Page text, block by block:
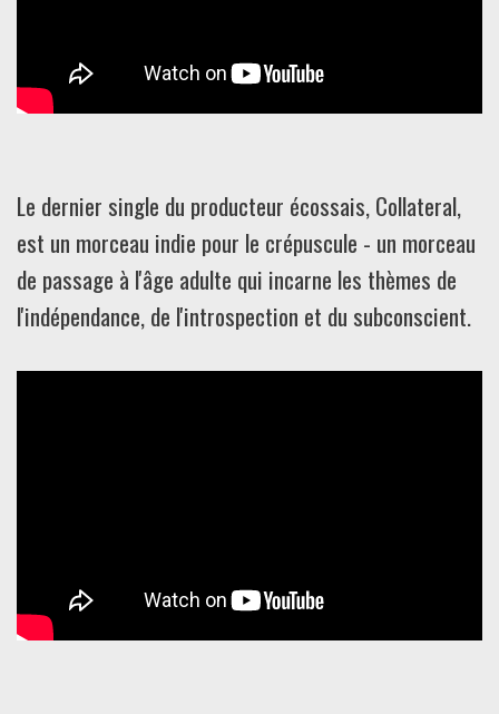
Le dernier single du producteur écossais, Collateral,
est un morceau indie pour le crépuscule - un morceau
de passage à l'âge adulte qui incarne les thèmes de
l'indépendance, de l'introspection et du subconscient.